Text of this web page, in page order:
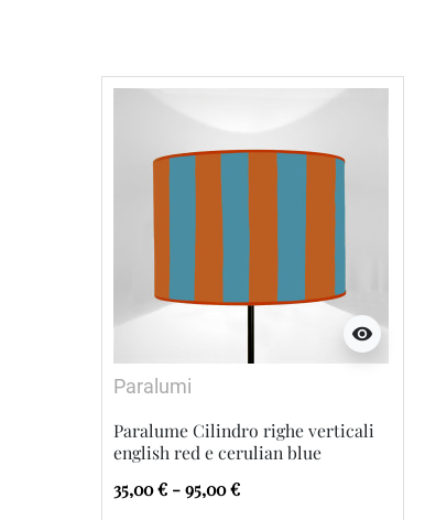
visibility
Paralumi
Paralume Cilindro righe verticali
english red e cerulian blue
35,00 € - 95,00 €